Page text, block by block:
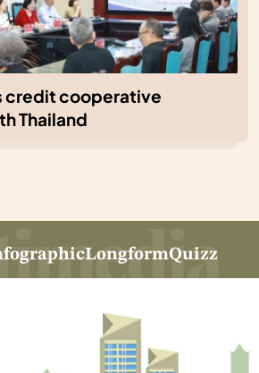
credit cooperative
Thailand
LongformQuizz